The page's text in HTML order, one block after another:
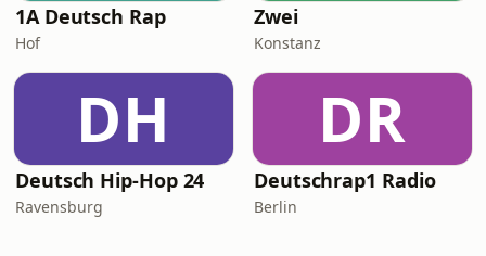
1A Deutsch Rap
Hof
Zwei
Konstanz
DH
Deutsch Hip-Hop 24
Ravensburg
DR
Deutschrap1 Radio
Berlin